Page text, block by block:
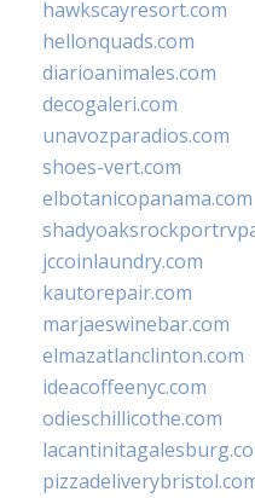
hawkscayresort.com
hellonquads.com
diarioanimales.com
decogaleri.com
unavozparadios.com
shoes-vert.com
elbotanicopanama.com
jccoinlaundry.com
kautorepair.com
marjaeswinebar.com
elmazatlanclinton.com
ideacoffeenyc.com
odieschillicothe.com